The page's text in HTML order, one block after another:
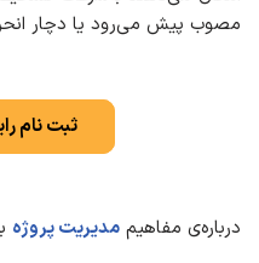
مصوب پیش می‌رود یا دچار
ثبت نام
درباره‌ی مفاهیم مدیریت پروژه